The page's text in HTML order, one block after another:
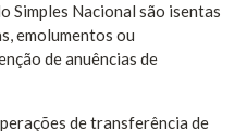
Simples Nacional são isentas
emolumentos ou
de anuências de
de transferência de